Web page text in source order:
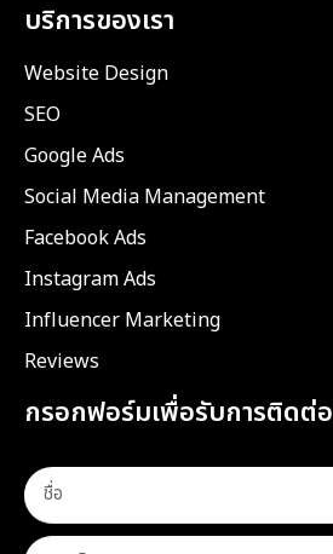
บริการของเรา
Website Design
SEO
Google Ads
Social Media Management
Facebook Ads
Instagram Ads
Influencer Marketing
Reviews
กรอกฟอร์มเพื่อรับการติดต่อ